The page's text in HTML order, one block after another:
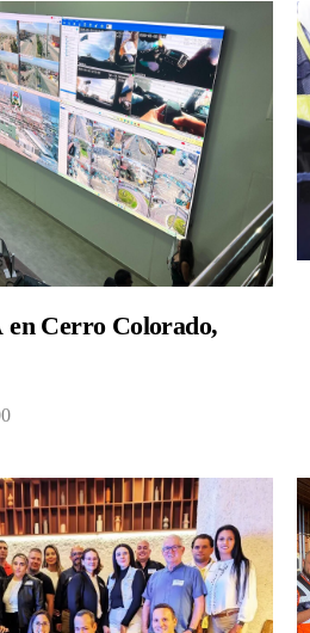
en Cerro Colorado,